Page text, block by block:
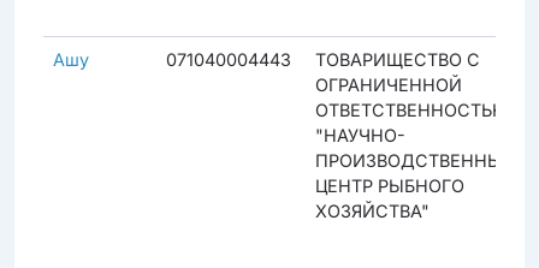
Ашу 071040004443
ТОВАРИЩЕСТВО С
ОГРАНИЧЕННОЙ
ОТВЕТСТВЕННОСТЬЮ
"НАУЧНО-
ПРОИЗВОДСТВЕННЫЙ
ЦЕНТР РЫБНОГО
ХОЗЯЙСТВА"